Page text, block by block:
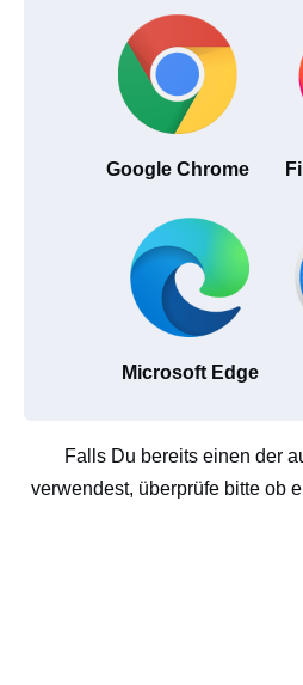
Google Chrome
Microsoft Edge
Falls Du bereits einen der
verwendest, überprüfe bitte ob